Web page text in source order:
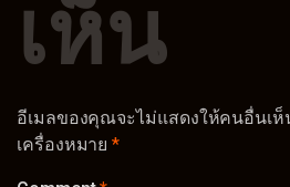
เห็น
อีเมลของคุณจะไม่แสดงให้คนอื่นเห็
เครื่องหมาย*